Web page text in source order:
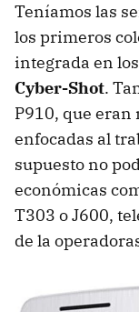
Teníamos las
los primeros
integrada en
Cyber-Shot.
P910, que eran
enfocadas al
supuesto no
económicas
T303 o J600,
de la